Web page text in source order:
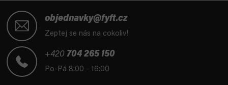
objednavky@fyft.cz
Zeptej se nás na cokoliv!
+420 704 265 150
Po-Pá 8:00 - 16:00